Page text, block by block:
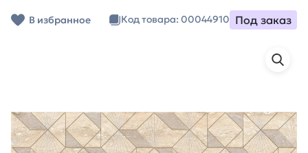
В избранное Код товара: 00044910 Под заказ